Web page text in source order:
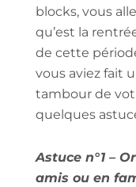
blocks, vous
qu’est la
de cette
vous aviez fait
tambour de
quelques
Astuce n°1 –
amis ou en